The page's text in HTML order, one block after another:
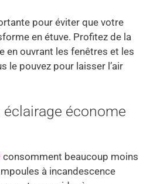
pour éviter que votre
en étuve. Profitez de la
en ouvrant les fenêtres et les
le pouvez pour laisser l’air
économe
consomment beaucoup moins
à incandescence